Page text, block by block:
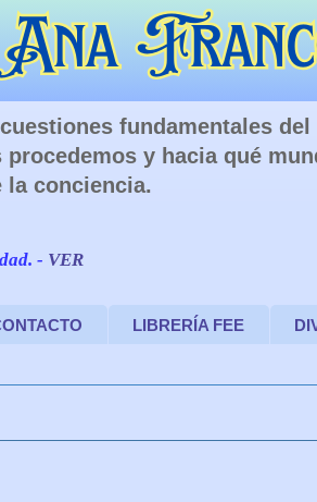
fundamentales
y hacia qué
la conciencia.
- VER
LIBRERÍA FEE